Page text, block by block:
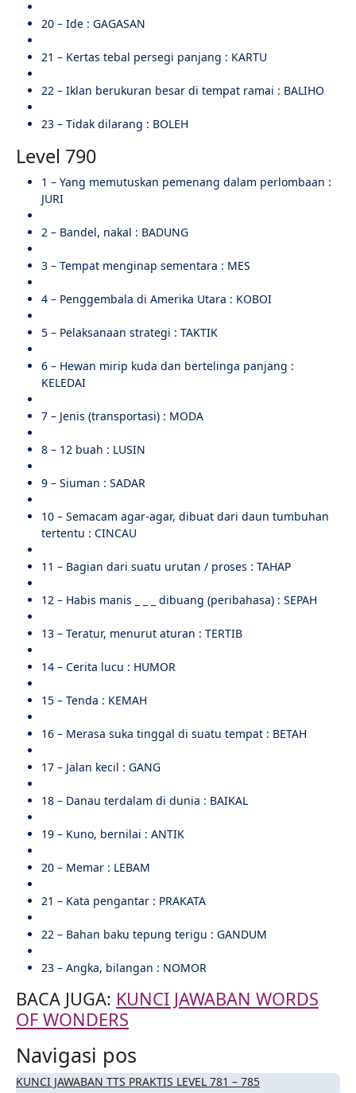
20 – Ide : GAGASAN
21 – Kertas tebal persegi panjang : KARTU
22 – Iklan berukuran besar di tempat ramai : BALIHO
23 – Tidak dilarang : BOLEH
Level 790
1 – Yang memutuskan pemenang dalam perlombaan :
JURI
2 – Bandel, nakal : BADUNG
3 – Tempat menginap sementara : MES
4 – Penggembala di Amerika Utara : KOBOI
5 – Pelaksanaan strategi : TAKTIK
6 – Hewan mirip kuda dan bertelinga panjang :
KELEDAI
7 – Jenis (transportasi) : MODA
8 – 12 buah : LUSIN
9 – Siuman : SADAR
10 – Semacam agar-agar, dibuat dari daun tumbuhan
tertentu : CINCAU
11 – Bagian dari suatu urutan / proses : TAHAP
12 – Habis manis _ _ _ dibuang (peribahasa) : SEPAH
13 – Teratur, menurut aturan : TERTIB
14 – Cerita lucu : HUMOR
15 – Tenda : KEMAH
16 – Merasa suka tinggal di suatu tempat : BETAH
17 – Jalan kecil : GANG
18 – Danau terdalam di dunia : BAIKAL
19 – Kuno, bernilai : ANTIK
20 – Memar : LEBAM
21 – Kata pengantar : PRAKATA
22 – Bahan baku tepung terigu : GANDUM
23 – Angka, bilangan : NOMOR
BACA JUGA: KUNCI JAWABAN WORDS
OF WONDERS
Navigasi pos
KUNCI JAWABAN TTS PRAKTIS LEVEL 781 – 785